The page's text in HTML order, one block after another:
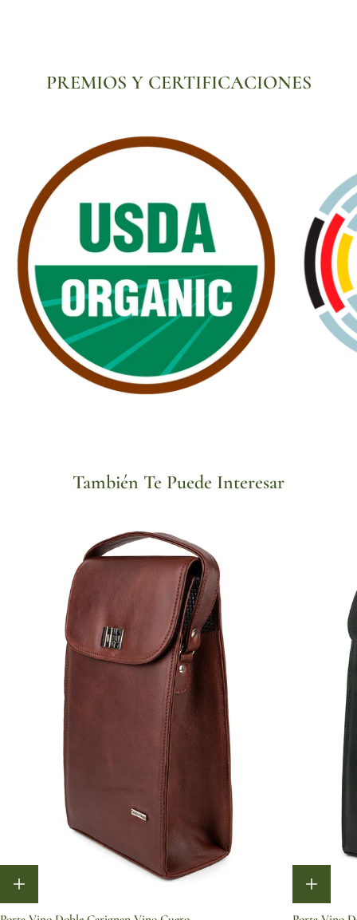
PREMIOS Y CERTIFICACIONES
También Te Puede Interesar